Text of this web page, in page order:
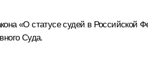
«О статусе судей в Российской
Суда.